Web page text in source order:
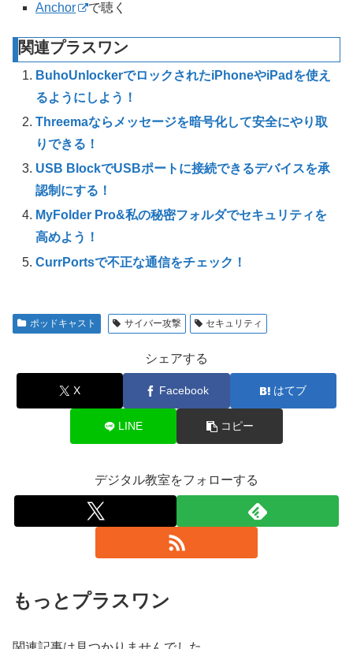
Anchor
で聴く
関連プラスワン
BuhoUnlockerでロックされたiPhoneやiPadを使え
るようにしよう！
Threemaならメッセージを暗号化して安全にやり取
りできる！
USB BlockでUSBポートに接続できるデバイスを承
認制にする！
MyFolder Pro&私の秘密フォルダでセキュリティを
高めよう！
CurrPortsで不正な通信をチェック！
ポッドキャスト サイバー攻撃 セキュリティ
シェアする
X Facebook はてブ
LINE コピー
デジタル教室をフォローする
もっとプラスワン